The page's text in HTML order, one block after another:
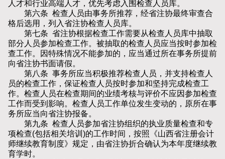
人才和行业高端人才，优先考虑入围检查人员库。
第六条 检查人员由事务所推荐，经省注协最终审查合
格后选用，列入省注协检查人员库。
第七条 省注协根据检查工作需要从检查人员库中抽取
部分人员参加检查工作。被抽取的检查人员应当按时参加检
查工作。因特殊情况不能参加的，应当通过所在事务所提前
向省注协书面请假。
第八条 事务所应当积极推荐检查人员，并支持检查人
员的检查工作，保证检查人员按时参加和坚持完成检查工
作。检查人员在检查期间的业绩考核与评价不应因参加检查
工作而受到影响。检查人员工作单位发生变动的，原所在事
务所应当向省注协报备。
第九条 检查人员参加省注协组织的执业质量检查和专
项检查(包括相关培训)的工作时间，按照《山西省注册会计
师继续教育制度》规定，由省注协折合确认为本年度继续教
育学时。